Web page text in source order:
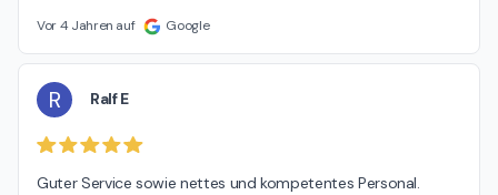
Vor 4 Jahren auf Google
R Ralf E
Guter Service sowie nettes und kompetentes Personal.